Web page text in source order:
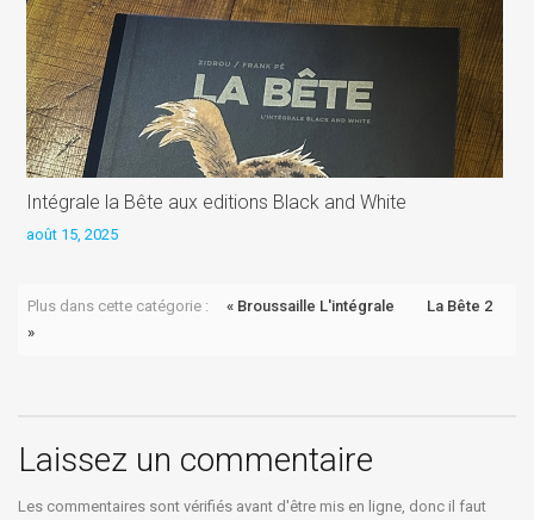
Intégrale la Bête aux editions Black and White
août 15, 2025
Plus dans cette catégorie : « Broussaille L'intégrale
La Bête 2
»
Laissez un commentaire
Les commentaires sont vérifiés avant d'être mis en ligne, donc il faut